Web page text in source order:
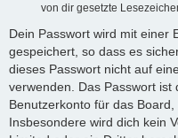
von dir gesetzte
Dein Passwort wird mit einer
gespeichert, so dass es
dieses Passwort nicht auf
verwenden. Das Passwort ist
Benutzerkonto für das
Insbesondere wird dich kein